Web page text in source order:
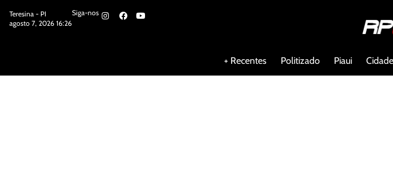
Teresina - PI
agosto 7, 2026 16:26
Siga-nos
+ Recentes Politizado Piaui